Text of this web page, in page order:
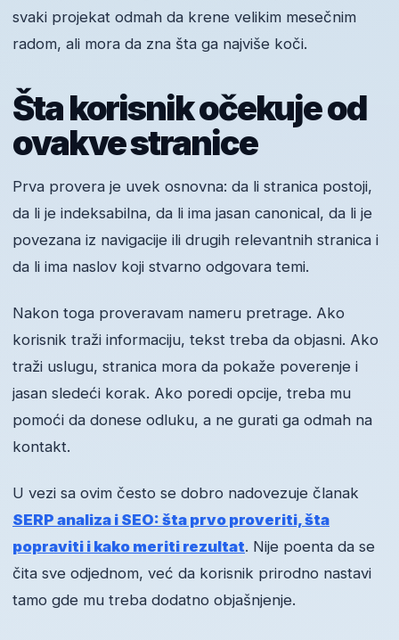
svaki projekat odmah da krene velikim mesečnim
radom, ali mora da zna šta ga najviše koči.
Šta korisnik očekuje od
ovakve stranice
Prva provera je uvek osnovna: da li stranica postoji,
da li je indeksabilna, da li ima jasan canonical, da li je
povezana iz navigacije ili drugih relevantnih stranica i
da li ima naslov koji stvarno odgovara temi.
Nakon toga proveravam nameru pretrage. Ako
korisnik traži informaciju, tekst treba da objasni. Ako
traži uslugu, stranica mora da pokaže poverenje i
jasan sledeći korak. Ako poredi opcije, treba mu
pomoći da donese odluku, a ne gurati ga odmah na
kontakt.
U vezi sa ovim često se dobro nadovezuje članak
SERP analiza i SEO: šta prvo proveriti, šta
popraviti i kako meriti rezultat. Nije poenta da se
čita sve odjednom, već da korisnik prirodno nastavi
tamo gde mu treba dodatno objašnjenje.